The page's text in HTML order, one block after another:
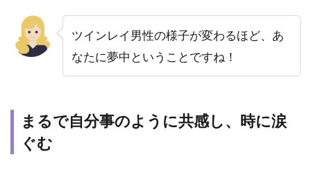
との
間で
苦し
心
感】
他の
ツインレイ男性の様子が変わるほど、あ
なたに夢中ということですね！
まるで自分事のように共感し、時に涙
ぐむ